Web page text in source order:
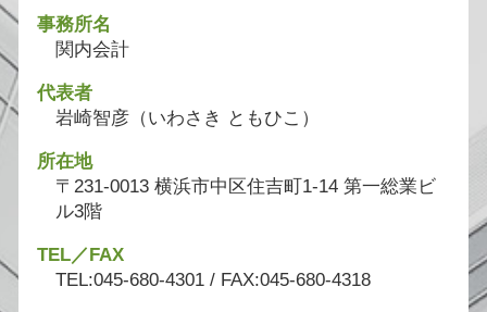
事務所名
関内会計
代表者
岩崎智彦（いわさき ともひこ）
所在地
〒231-0013 横浜市中区住吉町1-14 第一総業ビ
ル3階
TEL／FAX
TEL:045-680-4301 / FAX:045-680-4318